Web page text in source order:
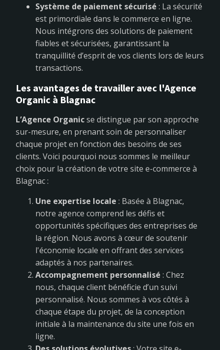
Système de paiement sécurisé : La sécurité
est primordiale dans le commerce en ligne.
Nous intégrons des solutions de paiement
fiables et sécurisées, garantissant la
tranquillité d’esprit de vos clients lors de leurs
transactions.
Les avantages de travailler avec l'Agence
Organic à Blagnac
L’Agence Organicse distingue par son approche
sur-mesure, en prenant soin de personnaliser
chaque projet en fonction des besoins de ses
clients. Voici pourquoi nous sommes le meilleur
choix pour la création de votre site e-commerce à
Blagnac :
Une expertise locale : Basée à Blagnac,
notre agence comprend les défis et
opportunités spécifiques des entreprises de
la région. Nous avons à cœur de soutenir
l'économie locale en offrant des services
adaptés à nos partenaires.
Accompagnement personnalisé : Chez
nous, chaque client bénéficie d’un suivi
personnalisé. Nous sommes à vos côtés à
chaque étape du projet, de la conception
initiale à la maintenance du site une fois en
ligne.